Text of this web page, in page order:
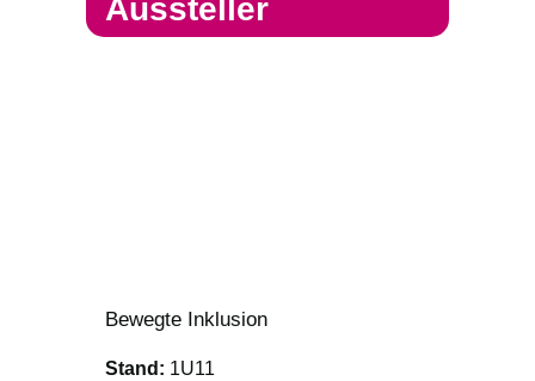
Aussteller
Bewegte Inklusion
Stand: 1U11